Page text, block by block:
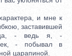
и мне к
заставившей
- ведь я, -
- побывал в
царапиной.